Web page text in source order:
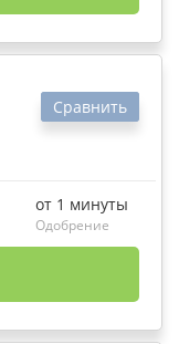
Сравнить
от 1 минуты
Одобрение